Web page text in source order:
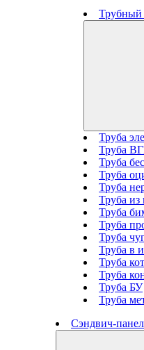
Трубный
Труба
Труба
Труба
Труба
Труба
Труба из
Труба
Труба
Труба
Труба в
Труба
Труба
Труба БУ
Труба
Сэндвич-